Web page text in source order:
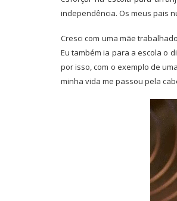
independência. Os meus pais
Cresci com uma mãe
Eu também ia para a escola o
por isso, com o exemplo de
minha vida me passou pela